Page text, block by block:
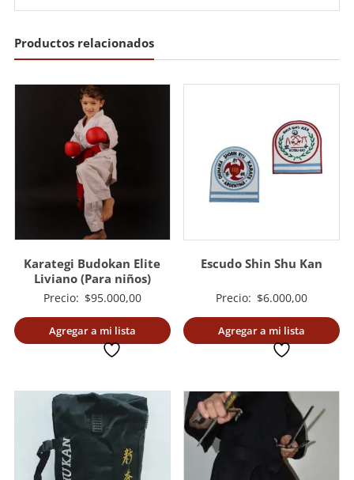
Productos relacionados
Karategi Budokan Elite
Liviano (Para niños)
Precio: $95.000,00
Agregar a mi lista
Escudo Shin Shu Kan
Precio: $6.000,00
Agregar a mi lista